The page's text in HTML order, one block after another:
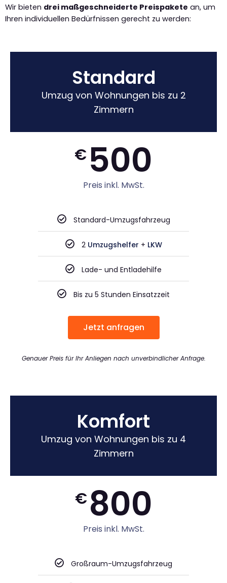
Wir bieten drei maßgeschneiderte Preispakete an, um
Ihren individuellen Bedürfnissen gerecht zu werden:
Standard
Umzug von Wohnungen bis zu 2
Zimmern
€500
Preis inkl. MwSt.
Standard-Umzugsfahrzeug
2 Umzugshelfer + LKW
Lade- und Entladehilfe
Bis zu 5 Stunden Einsatzzeit
Jetzt anfragen
Genauer Preis für Ihr Anliegen nach unverbindlicher Anfrage.
Komfort
Umzug von Wohnungen bis zu 4
Zimmern
€800
Preis inkl. MwSt.
Großraum-Umzugsfahrzeug